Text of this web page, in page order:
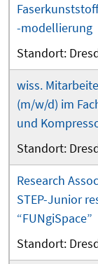
-modellierung
wiss.
(m/w/d) im
und
Research
STEP-Junior
“FUNgiSpace”